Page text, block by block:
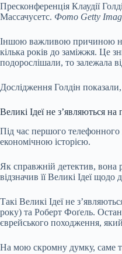
Пресконференція Клаудії
Массачусетс. Фото Getty
Іншою важливою причиною
кілька років до заміжжя. Це
подорослішали, то залежала
Дослідження Голдін
Великі Ідеї не зʼявляються на
Під час першого телефонного
економічною історією.
Як справжній детектив, вона
відзначив її Великі Ідеї щодо
Такі Великі Ідеї не
року) та Роберт Фоґель.
єврейського походження, який
На мою скромну думку, саме